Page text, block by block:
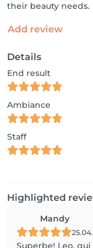
their beauty needs.
Add review
Details
End result
Ambiance
Staff
Highlighted
Mandy
Superbe! Leo,